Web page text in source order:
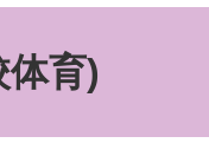
育)